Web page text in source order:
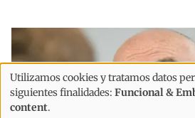
Uso
de
Utilizamos cookies y tratamos datos
siguientes finalidades: Funcional &
content.